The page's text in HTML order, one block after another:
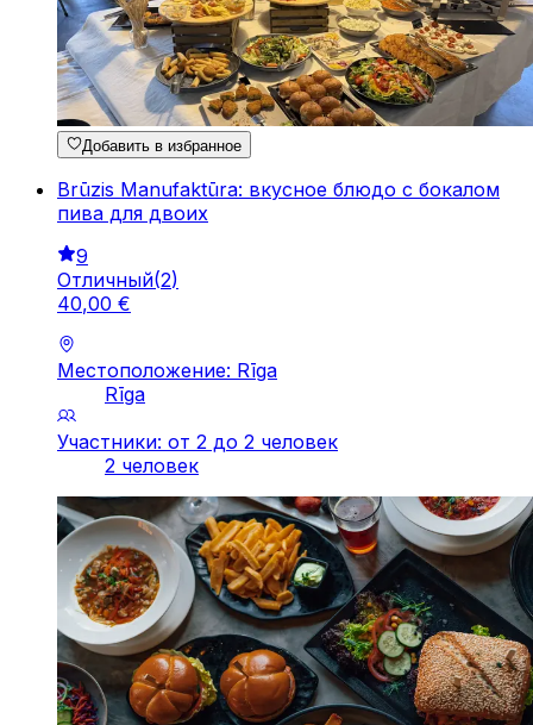
Добавить в избранное
Brūzis Manufaktūra: вкусное блюдо с бокалом
пива для двоих
9
Отличный(2)
40,00 €
Местоположение: Rīga
Rīga
Участники: от 2 до 2 человек
2 человек